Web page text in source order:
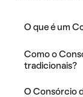
O que é um
Como o
tradicionais?
O Consórcio